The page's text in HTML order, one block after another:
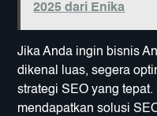
2025 dari Enika
Jika Anda ingin bisnis
dikenal luas, segera
strategi SEO yang
mendapatkan solusi